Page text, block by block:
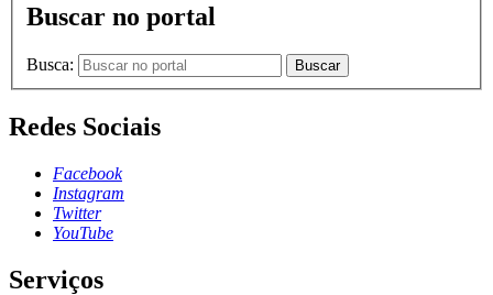
Buscar no portal
Busca: Buscar
Redes Sociais
Facebook
Instagram
Twitter
YouTube
Serviços